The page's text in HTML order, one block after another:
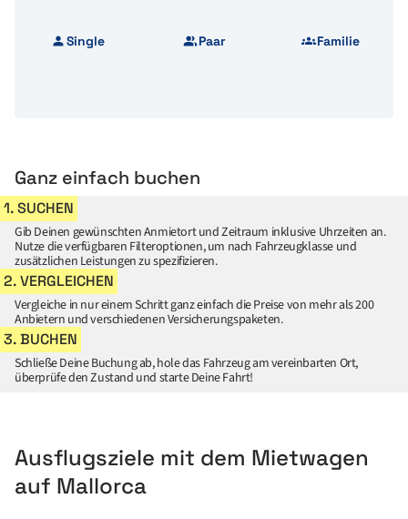
Single Paar Familie
Ganz einfach buchen
1. SUCHEN
Gib Deinen gewünschten Anmietort und Zeitraum inklusive Uhrzeiten an.
Nutze die verfügbaren Filteroptionen, um nach Fahrzeugklasse und
zusätzlichen Leistungen zu spezifizieren.
2. VERGLEICHEN
Vergleiche in nur einem Schritt ganz einfach die Preise von mehr als 200
Anbietern und verschiedenen Versicherungspaketen.
3. BUCHEN
Schließe Deine Buchung ab, hole das Fahrzeug am vereinbarten Ort,
überprüfe den Zustand und starte Deine Fahrt!
Ausflugsziele mit dem Mietwagen
auf Mallorca